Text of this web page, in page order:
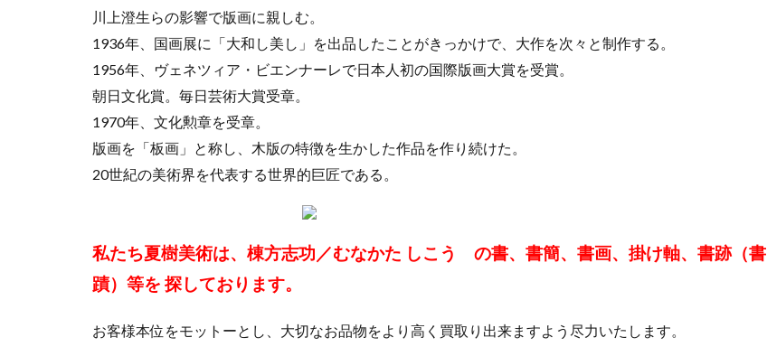
川上澄生らの影響で版画に親しむ。
1936年、国画展に「大和し美し」を出品したことがきっかけで、大作を次々と制作する。
1956年、ヴェネツィア・ビエンナーレで日本人初の国際版画大賞を受賞。
朝日文化賞。毎日芸術大賞受章。
1970年、文化勲章を受章。
版画を「板画」と称し、木版の特徴を生かした作品を作り続けた。
20世紀の美術界を代表する世界的巨匠である。
私たち夏樹美術は、棟方志功／むなかた しこう の書、書簡、書画、掛け軸、書跡（書
蹟）等を 探しております。
お客様本位をモットーとし、大切なお品物をより高く買取り出来ますよう尽力いたします。